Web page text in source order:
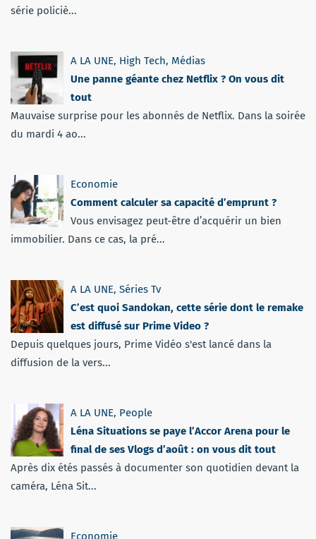
série policiè...
A LA UNE, High Tech, Médias
Une panne géante chez Netflix ? On vous dit
tout
Mauvaise surprise pour les abonnés de Netflix. Dans la soirée
du mardi 4 ao...
Economie
Comment calculer sa capacité d’emprunt ?
Vous envisagez peut-être d’acquérir un bien
immobilier. Dans ce cas, la pré...
A LA UNE, Séries Tv
C’est quoi Sandokan, cette série dont le remake
est diffusé sur Prime Video ?
Depuis quelques jours, Prime Vidéo s'est lancé dans la
diffusion de la vers...
A LA UNE, People
Léna Situations se paye l’Accor Arena pour le
final de ses Vlogs d’août : on vous dit tout
Après dix étés passés à documenter son quotidien devant la
caméra, Léna Sit...
Economie